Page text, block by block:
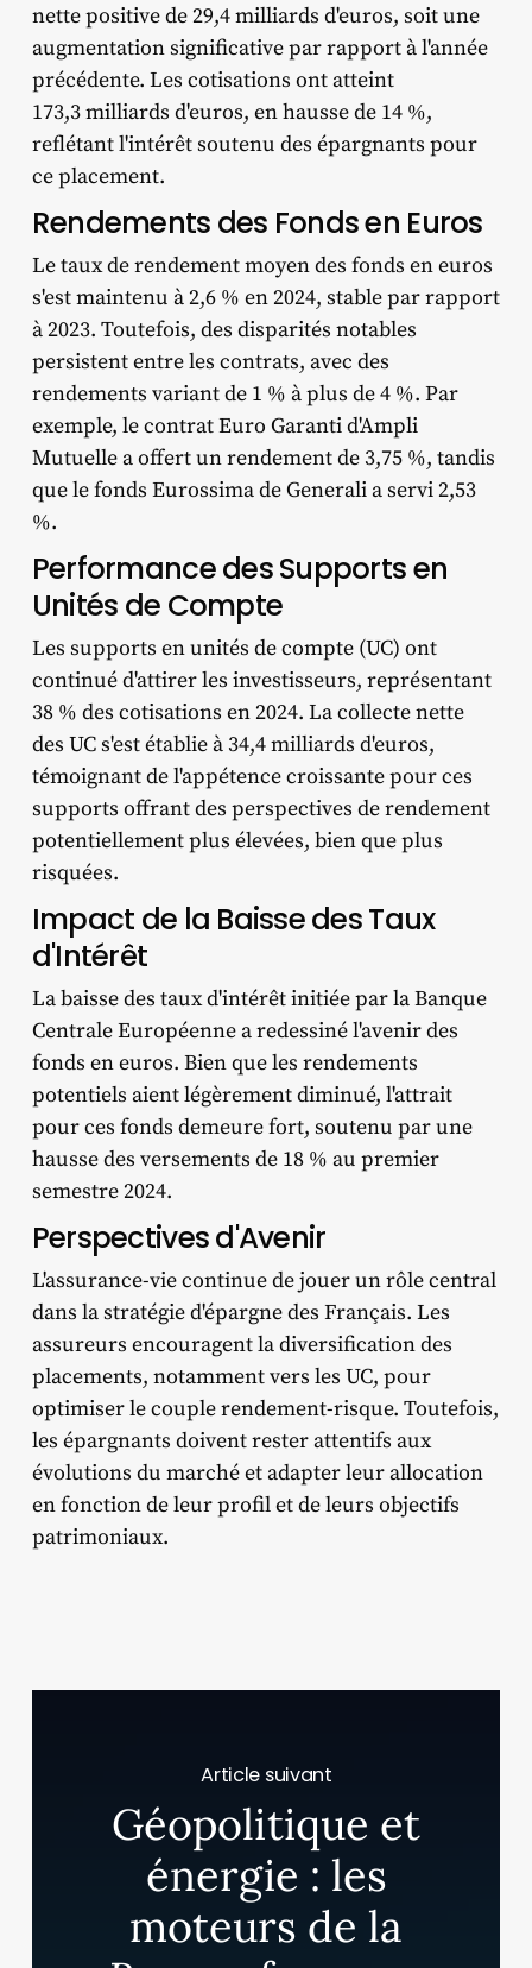
nette positive de 29,4 milliards d'euros, soit une
augmentation significative par rapport à l'année
précédente. Les cotisations ont atteint
173,3 milliards d'euros, en hausse de 14 %,
reflétant l'intérêt soutenu des épargnants pour
ce placement. ​
Rendements des Fonds en Euros
Le taux de rendement moyen des fonds en euros
s'est maintenu à 2,6 % en 2024, stable par rapport
à 2023. Toutefois, des disparités notables
persistent entre les contrats, avec des
rendements variant de 1 % à plus de 4 %. Par
exemple, le contrat Euro Garanti d'Ampli
Mutuelle a offert un rendement de 3,75 %, tandis
que le fonds Eurossima de Generali a servi 2,53
%. ​
Performance des Supports en
Unités de Compte
Les supports en unités de compte (UC) ont
continué d'attirer les investisseurs, représentant
38 % des cotisations en 2024. La collecte nette
des UC s'est établie à 34,4 milliards d'euros,
témoignant de l'appétence croissante pour ces
supports offrant des perspectives de rendement
potentiellement plus élevées, bien que plus
risquées. ​
Impact de la Baisse des Taux
d'Intérêt
La baisse des taux d'intérêt initiée par la Banque
Centrale Européenne a redessiné l'avenir des
fonds en euros. Bien que les rendements
potentiels aient légèrement diminué, l'attrait
pour ces fonds demeure fort, soutenu par une
hausse des versements de 18 % au premier
semestre 2024. ​
Perspectives d'Avenir
L'assurance-vie continue de jouer un rôle central
dans la stratégie d'épargne des Français. Les
assureurs encouragent la diversification des
placements, notamment vers les UC, pour
optimiser le couple rendement-risque. Toutefois,
les épargnants doivent rester attentifs aux
évolutions du marché et adapter leur allocation
en fonction de leur profil et de leurs objectifs
patrimoniaux.​
Article suivant
Géopolitique et
énergie : les
moteurs de la